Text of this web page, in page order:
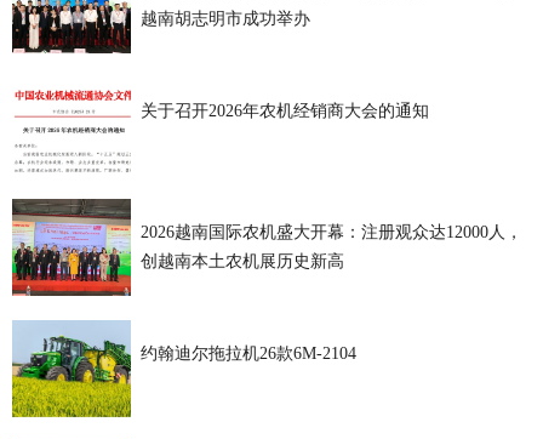
越南胡志明市成功举办
关于召开2026年农机经销商大会的通知
2026越南国际农机盛大开幕：注册观众达12000人，
创越南本土农机展历史新高
约翰迪尔拖拉机26款6M-2104